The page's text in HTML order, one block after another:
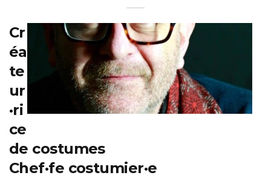
Cr
éa
te
ur
·ri
ce
de costumes
Chef·fe costumier·e